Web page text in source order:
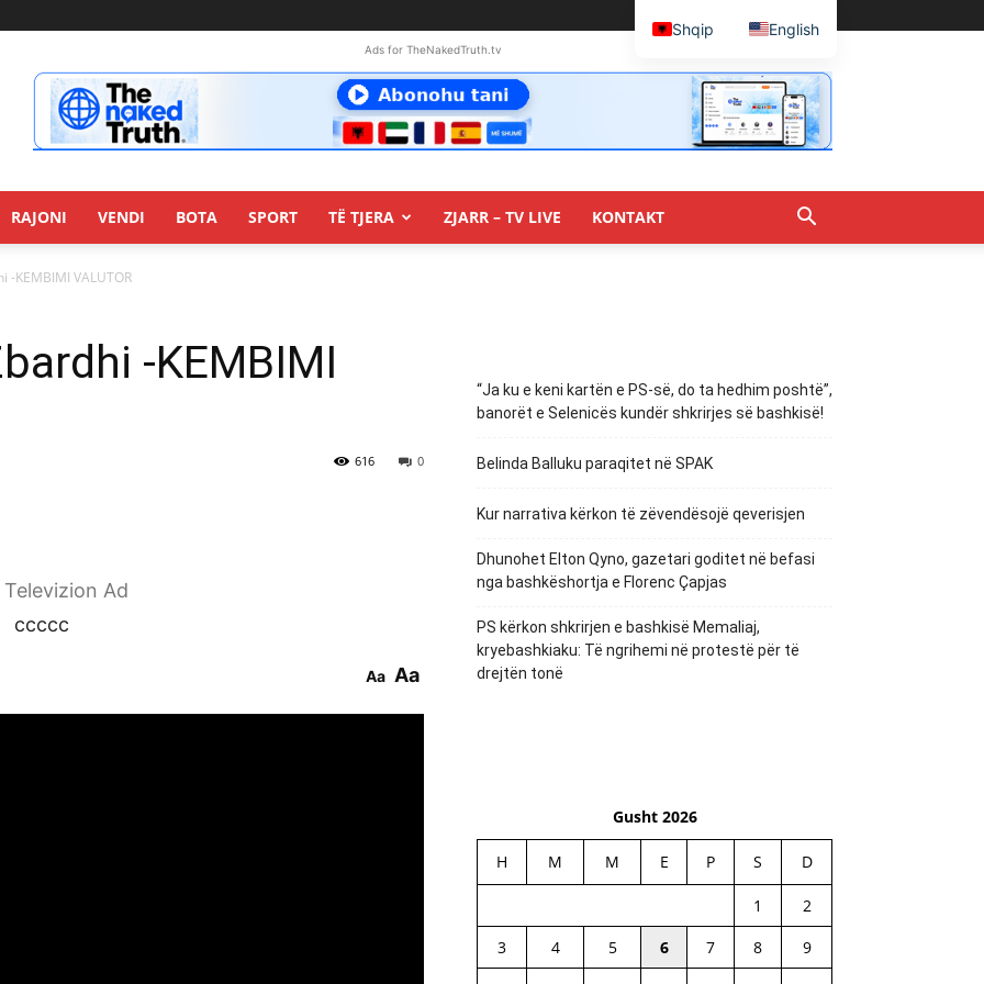
Ads for TheNakedTruth.tv
RAJONI VENDI BOTA SPORT TË TJERA ZJARR – TV LIVE KONTAKT
KEMBIMI VALUTOR
-KEMBIMI
0
616
Ad
ccccc
Aa Aa
“Ja ku e keni kartën e PS-së, do ta hedhim poshtë”,
banorët e Selenicës kundër shkrirjes së bashkisë!
Belinda Balluku paraqitet në SPAK
Kur narrativa kërkon të zëvendësojë qeverisjen
Dhunohet Elton Qyno, gazetari goditet në befasi
nga bashkëshortja e Florenc Çapjas
PS kërkon shkrirjen e bashkisë Memaliaj,
kryebashkiaku: Të ngrihemi në protestë për të
drejtën tonë
Gusht 2026
H M M E P S D
1
2
3
4 5 6 7 8
9
Shqip English